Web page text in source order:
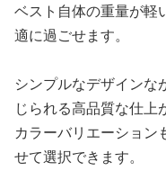
ベスト自体の重量が軽
適に過ごせます。
シンプルなデザインな
じられる高品質な仕上
カラーバリエーション
せて選択できます。